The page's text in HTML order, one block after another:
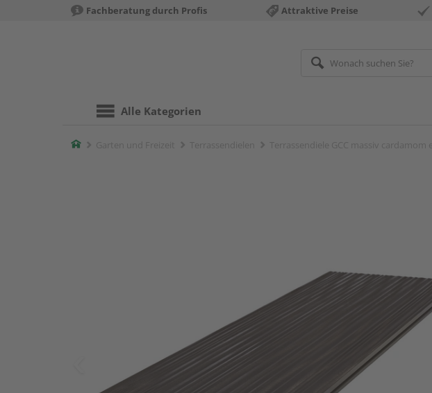
Fachberatung durch Profis Attraktive Preise
Alle Kategorien
Home